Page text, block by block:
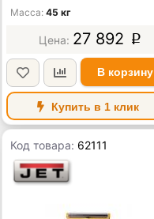
Масса 45 кг
27 892 p
В корзину
Купить в 1 клик
Код товара: 62111